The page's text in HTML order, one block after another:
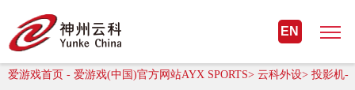
爱游戏首页 - 爱游戏(中国)官方网站
AYX SPORTS
EN
爱游戏首页 - 爱游戏(中国)官方网站AYX SPORTS> 云科外设> 投影机-